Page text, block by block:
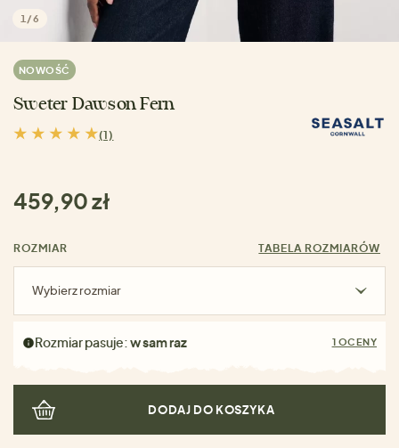
1 /6
NOWOŚĆ
Sweter Dawson Fern
(1)
459,90 zł
ROZMIAR TABELA ROZMIARÓW
Wybierz rozmiar
Rozmiar pasuje:w sam raz 1 OCENY
DODAJ DO KOSZYKA